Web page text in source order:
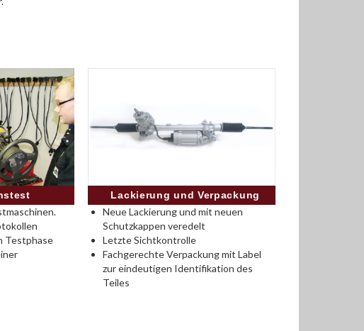
Testphase
Lackierung und Verpackung
Neue Lackierung und mit neuen
Schutzkappen veredelt
Letzte Sichtkontrolle
Fachgerechte Verpackung mit Label
zur eindeutigen Identifikation des
Teiles